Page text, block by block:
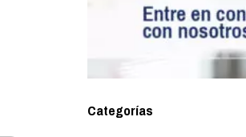
Categorías